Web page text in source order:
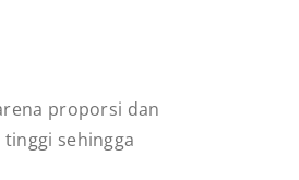
proporsi dan
sehingga